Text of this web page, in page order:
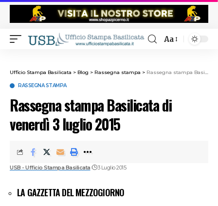
Aa
Ufficio Stampa Basilicata > Blog > Rassegna stampa > Rassegna stampa Basilicata di venerdì 3 luglio 2015
RASSEGNA STAMPA
Rassegna stampa Basilicata di
venerdì 3 luglio 2015
USB - Ufficio Stampa Basilicata 3 Luglio 2015
LA GAZZETTA DEL MEZZOGIORNO